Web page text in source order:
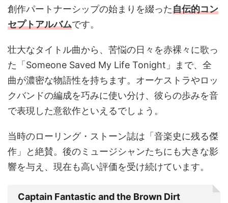
創作パートナーシップの始まりを綴った自伝的コン
セプトアルバムです。
壮大なタイトル曲から、苦悩の日々を赤裸々に歌っ
た「Someone Saved My Life Tonight」まで、全
曲が濃密な物語性を持ちます。オーケストラやロッ
クバンドの編成を巧みに使い分け、彼らの歩みを音
で表現した意欲作といえるでしょう。
当時のローリング・ストーン誌は「音楽史に残る傑
作」と絶賛。後のミュージシャンたちにも大きな影
響を与え、現在も高い評価を受け続けています。
Captain Fantastic and the Brown Dirt